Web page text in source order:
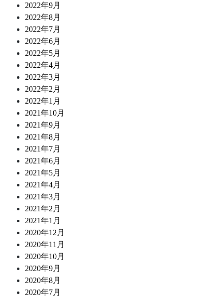
2022年9月
2022年8月
2022年7月
2022年6月
2022年5月
2022年4月
2022年3月
2022年2月
2022年1月
2021年10月
2021年9月
2021年8月
2021年7月
2021年6月
2021年5月
2021年4月
2021年3月
2021年2月
2021年1月
2020年12月
2020年11月
2020年10月
2020年9月
2020年8月
2020年7月